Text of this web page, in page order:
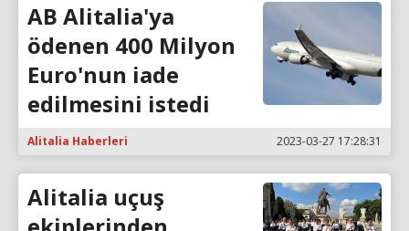
AB Alitalia'ya
ödenen 400 Milyon
Euro'nun iade
edilmesini istedi
Alitalia Haberleri 2023-03-27 17:28:31
Alitalia uçuş